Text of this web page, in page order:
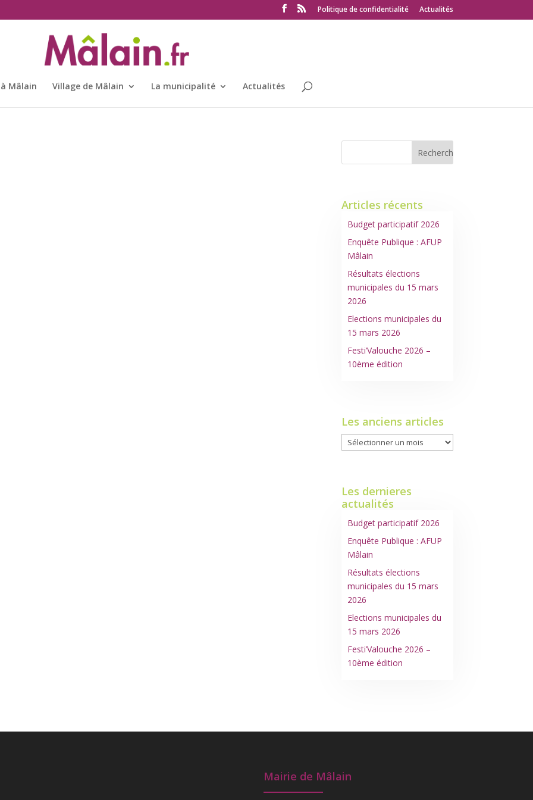
Politique de confidentialité Actualités
Mâlain Village de Mâlain La municipalité Actualités
Articles récents
Budget participatif 2026
Enquête Publique : AFUP
Mâlain
Résultats élections
municipales du 15 mars
2026
Elections municipales du
15 mars 2026
Festi’Valouche 2026 –
10ème édition
Les anciens articles
Les
anciens
Les dernieres
actualités
Budget participatif 2026
Enquête Publique : AFUP
Mâlain
Résultats élections
municipales du 15 mars
2026
Elections municipales du
15 mars 2026
Festi’Valouche 2026 –
10ème édition
Mairie de Mâlain